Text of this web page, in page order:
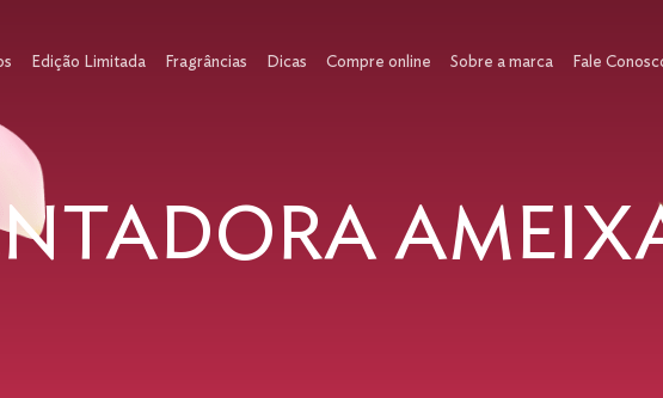
Edição Limitada Fragrâncias Dicas Compre online Sobre a marca Fale